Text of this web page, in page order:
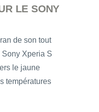
LE SONY
de son tout
Xperia S
le jaune
températures